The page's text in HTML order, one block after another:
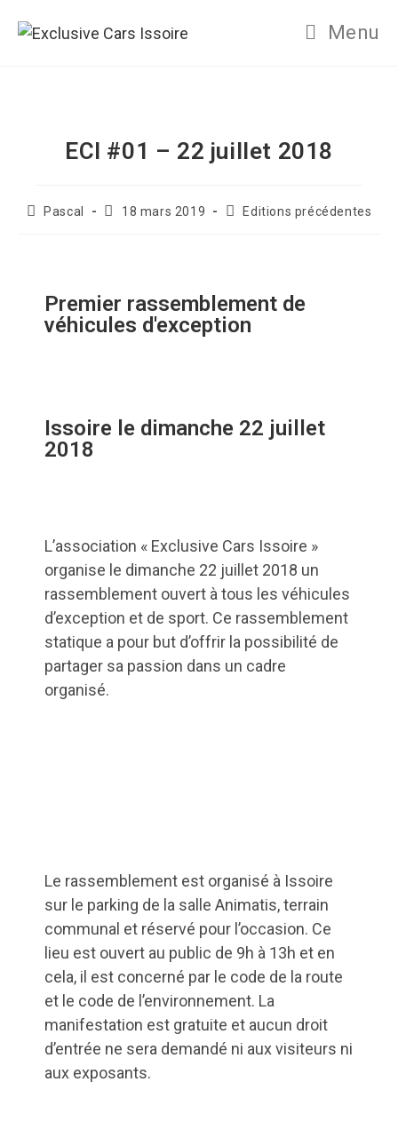
Menu
ECI #01 – 22 juillet 2018
Pascal 18 mars 2019 Editions précédentes
Premier rassemblement de
véhicules d'exception
Issoire le dimanche 22 juillet
2018
L’association « Exclusive Cars Issoire »
organise le dimanche 22 juillet 2018 un
rassemblement ouvert à tous les véhicules
d’exception et de sport. Ce rassemblement
statique a pour but d’offrir la possibilité de
partager sa passion dans un cadre
organisé.
Le rassemblement est organisé à Issoire
sur le parking de la salle Animatis, terrain
communal et réservé pour l’occasion. Ce
lieu est ouvert au public de 9h à 13h et en
cela, il est concerné par le code de la route
et le code de l’environnement. La
manifestation est gratuite et aucun droit
d’entrée ne sera demandé ni aux visiteurs ni
aux exposants.